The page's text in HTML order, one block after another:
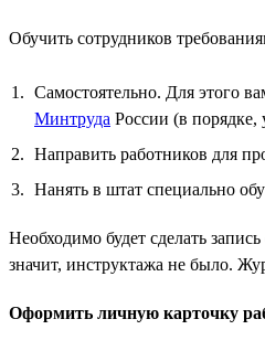
Обучить сотрудников
Самостоятельно. Для этого
Минтруда России (в
Направить работников для
Нанять в штат специально
Необходимо будет сделать
значит, инструктажа не было.
Оформить личную карточку